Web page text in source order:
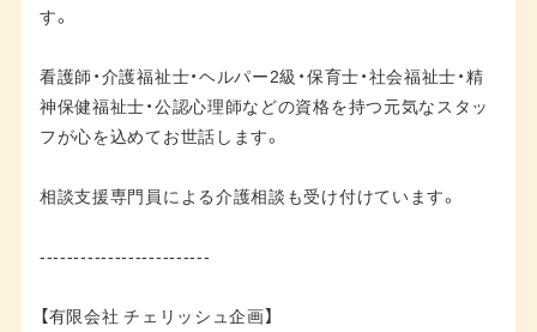
す。
看護師・介護福祉士・ヘルパー2級・保育士・社会福祉士・精
神保健福祉士・公認心理師などの資格を持つ元気なスタッ
フが心を込めてお世話します。
相談支援専門員による介護相談も受け付けています。
-------------------------
【有限会社 チェリッシュ企画】